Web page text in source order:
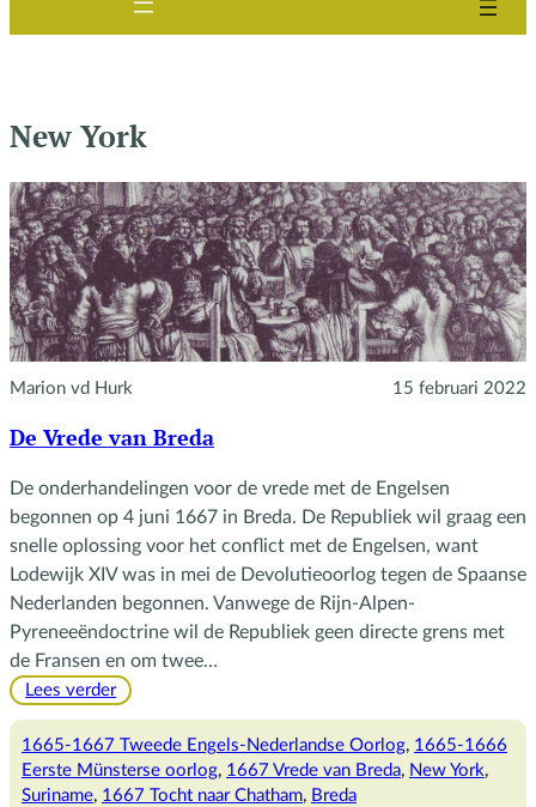
New York
Marion vd Hurk 15 februari 2022
De Vrede van Breda
De onderhandelingen voor de vrede met de Engelsen
begonnen op 4 juni 1667 in Breda. De Republiek wil graag een
snelle oplossing voor het conflict met de Engelsen, want
Lodewijk XIV was in mei de Devolutieoorlog tegen de Spaanse
Nederlanden begonnen. Vanwege de Rijn-Alpen-
Pyreneeëndoctrine wil de Republiek geen directe grens met
de Fransen en om twee…
Lees verder:
Vrede
van
Breda
1665-1667 Tweede Engels-Nederlandse Oorlog, 1665-1666
Eerste Münsterse oorlog, 1667 Vrede van Breda, New York
Suriname, 1667 Tocht naar Chatham, Breda